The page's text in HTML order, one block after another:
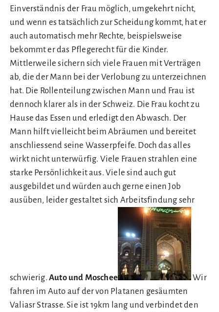
Einverständnis der Frau möglich, umgekehrt nicht,
und wenn es tatsächlich zur Scheidung kommt, hat er
auch automatisch mehr Rechte, beispielsweise
bekommt er das Pflegerecht für die Kinder.
Mittlerweile sichern sich viele Frauen mit Verträgen
ab, die der Mann bei der Verlobung zu unterzeichnen
hat. Die Rollenteilung zwischen Mann und Frau ist
dennoch klarer als in der Schweiz. Die Frau kocht zu
Hause das Essen und erledigt den Abwasch. Der
Mann hilft vielleicht beim Abräumen und bereitet
anschliessend seine Wasserpfeife. Doch das alles
wirkt nicht unterwürfig. Viele Frauen strahlen eine
starke Persönlichkeit aus. Viele sind auch gut
ausgebildet und würden auch gerne einen Job
ausüben, leider gestaltet sich Arbeitsfindung sehr
schwierig.Auto und Moschee
Wir
fahren im Auto auf der von Platanen gesäumten
Valiasr Strasse. Sie ist 19km lang und verbindet den